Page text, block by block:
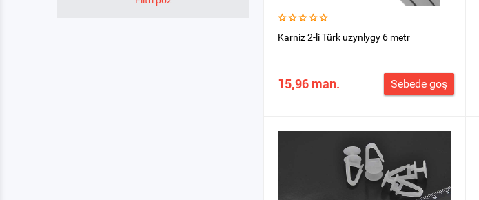
Karniz 2-li Türk uzynlygy 6 metr
15,96 man. Sebede goş